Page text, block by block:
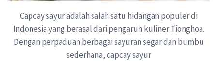
Capcay sayur adalah salah satu hidangan populer di
Indonesia yang berasal dari pengaruh kuliner Tionghoa.
Dengan perpaduan berbagai sayuran segar dan bumbu
sederhana, capcay sayur